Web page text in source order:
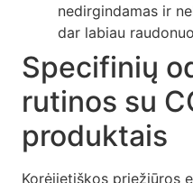
nedirgindamas ir
dar labiau
Specifinių
rutinos su
produktais
Korėjietiškos priežiūros